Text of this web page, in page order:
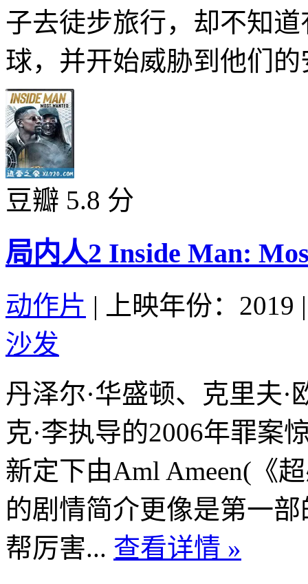
子去徒步旅行，却不知
球，并开始威胁到他们
豆瓣 5.8 分
局内人2 Inside Man:
动作片 | 上映年份：2019 |
沙发
丹泽尔·华盛顿、克里夫
克·李执导的2006年罪案
新定下由Aml Ameen(《
的剧情简介更像是第一
帮厉害... 查看详情 »